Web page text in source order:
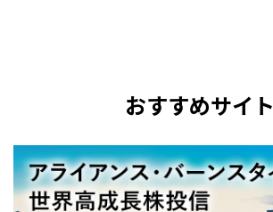
おすすめサイト